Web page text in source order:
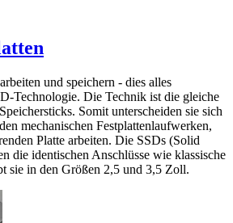
und speichern - dies alles
Technologie. Die Technik ist die gleiche
Somit unterscheiden sie sich
mechanischen Festplattenlaufwerken,
Platte arbeiten. Die SSDs (Solid
die identischen Anschlüsse wie klassische
sie in den Größen 2,5 und 3,5 Zoll.